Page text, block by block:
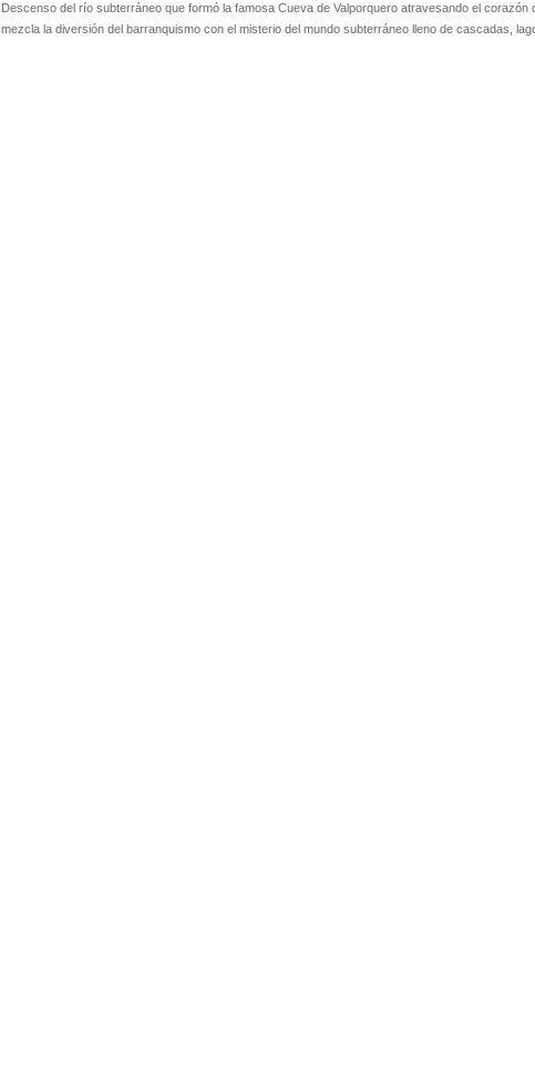
Descenso del río subterráneo que formó la famosa Cueva de Valporquero atravesando el corazón
mezcla la diversión del barranquismo con el misterio del mundo subterráneo lleno de cascadas,